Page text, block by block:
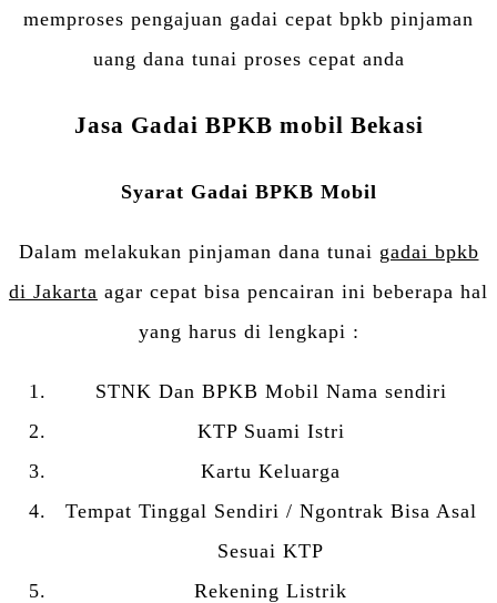
memproses pengajuan gadai cepat bpkb pinjaman
uang dana tunai proses cepat anda
Jasa Gadai BPKB mobil Bekasi
Syarat Gadai BPKB Mobil
Dalam melakukan pinjaman dana tunai gadai bpkb
di Jakarta agar cepat bisa pencairan ini beberapa hal
yang harus di lengkapi :
STNK Dan BPKB Mobil Nama sendiri
KTP Suami Istri
Kartu Keluarga
Tempat Tinggal Sendiri / Ngontrak Bisa Asal
Sesuai KTP
Rekening Listrik